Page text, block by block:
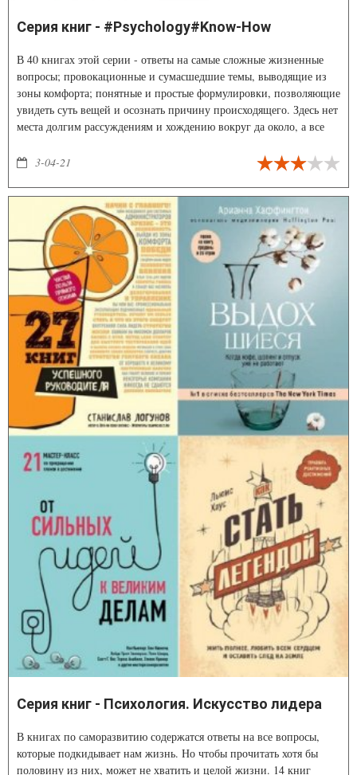
Серия книг - #Psychology#Know-How
В 40 книгах этой серии - ответы на самые сложные жизненные
вопросы; провокационные и сумасшедшие темы, выводящие из
зоны комфорта; понятные и простые формулировки, позволяющие
увидеть суть вещей и осознать причину происходящего. Здесь нет
места долгим рассуждениям и хождению вокруг да около, а все
эффективность советов и рекомендаций психолога оказывается
максимальной. Именно по такому принципу написаны книги
серии «Psychology#KnowHow».
3-04-21
Серия книг - Психология. Искусство лидера
В книгах по саморазвитию содержатся ответы на все вопросы,
которые подкидывает нам жизнь. Но чтобы прочитать хотя бы
половину из них, может не хватить и целой жизни. 14 книг